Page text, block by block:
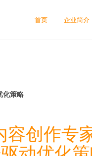
首页 企业简介
化策略
容创作专